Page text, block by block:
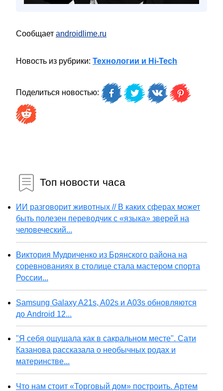
Сообщает androidlime.ru
Новость из рубрики: Технологии и Hi-Tech
Поделиться новостью:
Топ новости часа
ИИ разговорит животных // В каких сферах может
быть полезен переводчик с «языка» зверей на
человеческий...
Виктория Мудриченко из Брянского района на
соревнованиях в столице стала мастером спорта
России...
Samsung Galaxy A21s, A02s и A03s обновляются
до Android 12...
"Я себя ощущала как в сакральном месте". Сати
Казанова рассказала о необычных родах и
материнстве...
Что нам стоит «Торговый дом» построить. Артем